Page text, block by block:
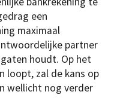
een
maximaal
partner
houdt. Op het
loopt, zal de kans op
wellicht nog verder